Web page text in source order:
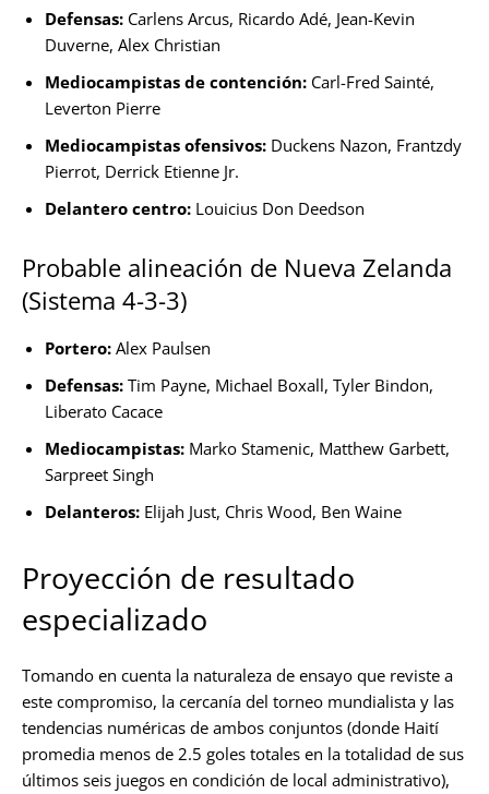
Defensas: Carlens Arcus, Ricardo Adé, Jean-Kevin
Duverne, Alex Christian
Mediocampistas de contención: Carl-Fred Sainté,
Leverton Pierre
Mediocampistas ofensivos: Duckens Nazon, Frantzdy
Pierrot, Derrick Etienne Jr.
Delantero centro: Louicius Don Deedson
Probable alineación de Nueva Zelanda
(Sistema 4-3-3)
Portero: Alex Paulsen
Defensas: Tim Payne, Michael Boxall, Tyler Bindon,
Liberato Cacace
Mediocampistas: Marko Stamenic, Matthew Garbett,
Sarpreet Singh
Delanteros: Elijah Just, Chris Wood, Ben Waine
Proyección de resultado
especializado
Tomando en cuenta la naturaleza de ensayo que reviste a
este compromiso, la cercanía del torneo mundialista y las
tendencias numéricas de ambos conjuntos (donde Haití
promedia menos de 2.5 goles totales en la totalidad de sus
últimos seis juegos en condición de local administrativo),